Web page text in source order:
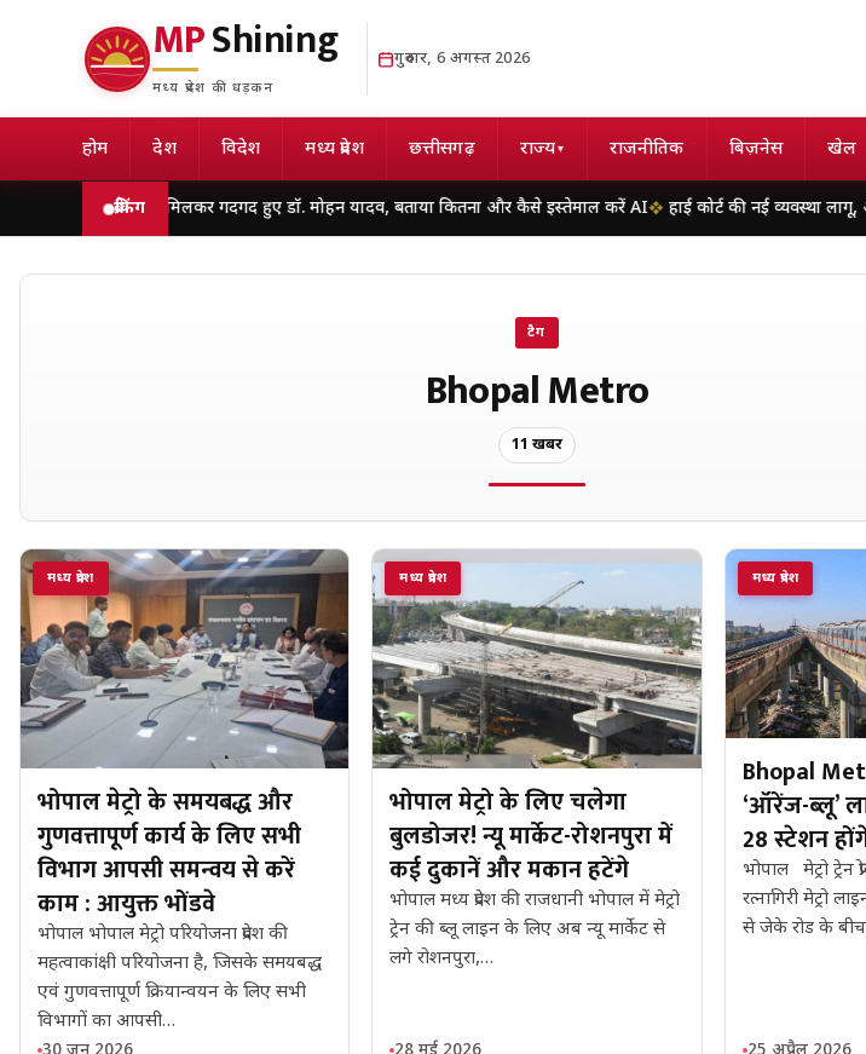
MPShining
मध्य प्रदेश की धड़कन
गुरुवार, 6 अगस्त 2026
होम देश विदेश मध्य प्रदेश छत्तीसगढ़ राज्य▾ राजनीतिक बिज़नेस खेल
ब्रेकिंग
कैबिनेट से मिलकर गदगद हुए डॉ. मोहन यादव, बताया कितना और कैसे इस्तेमाल करें AI हाई कोर्ट की नई व्यवस्था लागू, अब
टैग
Bhopal Metro
11 खबरें
मध्य प्रदेश
भोपाल मेट्रो के समयबद्ध और
गुणवत्तापूर्ण कार्य के लिए सभी
विभाग आपसी समन्वय से करें
काम : आयुक्त भोंडवे
भोपाल भोपाल मेट्रो परियोजना प्रदेश की
महत्वाकांक्षी परियोजना है, जिसके समयबद्ध
एवं गुणवत्तापूर्ण क्रियान्वयन के लिए सभी
विभागों का आपसी…
मध्य प्रदेश
भोपाल मेट्रो के लिए चलेगा
बुलडोजर! न्यू मार्केट-रोशनपुरा में
कई दुकानें और मकान हटेंगे
भोपाल मध्य प्रदेश की राजधानी भोपाल में मेट्रो
ट्रेन की ब्लू लाइन के लिए अब न्यू मार्केट से
लगे रोशनपुरा,…
मध्य प्रदेश
Bhopal
‘ऑरेंज-ब्लू’
28 स्टेशन
भोपाल मेट्रो ट्रेन
रत्नागिरी मेट्रो
से जेके रोड के